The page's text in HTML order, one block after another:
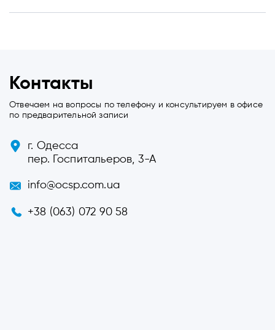
Контакты
Отвечаем на вопросы по телефону и консультируем в офисе
по предварительной записи
г. Одесса
пер. Госпитальеров, 3-А
info@ocsp.com.ua
+38 (063) 072 90 58